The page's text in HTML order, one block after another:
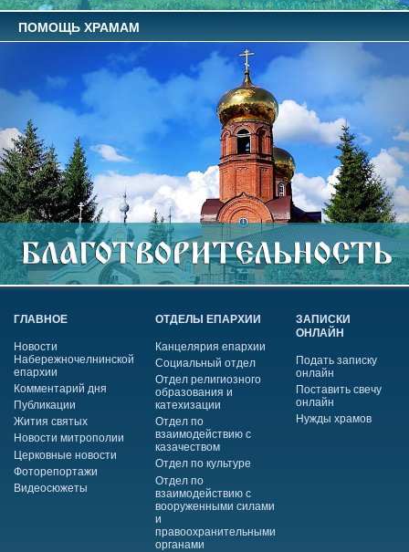
ПОМОЩЬ ХРАМАМ
ГЛАВНОЕ
Новости
Набережночелнинской
епархии
Комментарий дня
Публикации
Жития святых
Новости митрополии
Церковные новости
Фоторепортажи
Видеосюжеты
ОТДЕЛЫ ЕПАРХИИ
Канцелярия епархии
Социальный отдел
Отдел религиозного
образования и
катехизации
Отдел по
взаимодействию с
казачеством
Отдел по культуре
Отдел по
взаимодействию с
вооруженными силами
и
правоохранительными
органами
ЗАПИСКИ
ОНЛАЙН
Подать записку
онлайн
Поставить свечу
онлайн
Нужды храмов